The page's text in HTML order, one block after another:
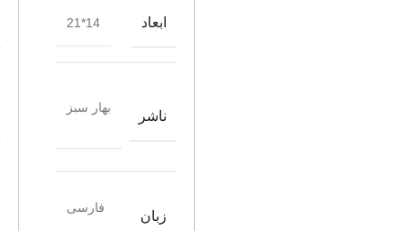
ابعاد 14*21
ناشر
بهار سبز
زبان
فارسی